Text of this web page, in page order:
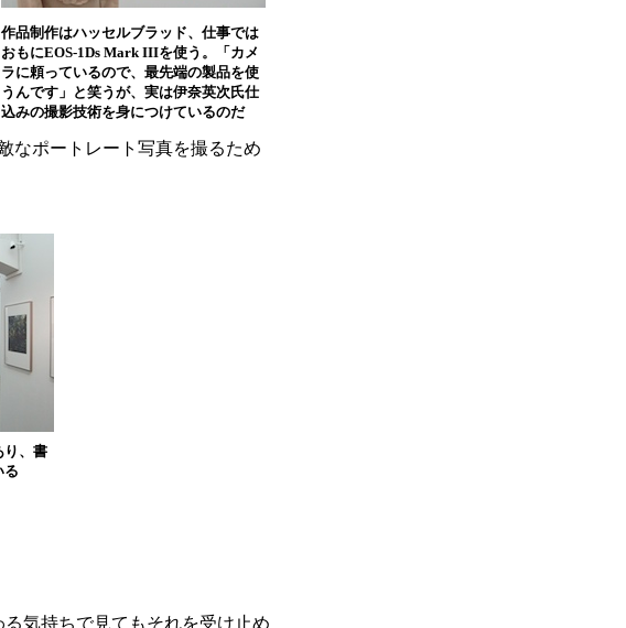
作品制作はハッセルブラッド、仕事では
おもにEOS-1Ds Mark IIIを使う。「カメ
ラに頼っているので、最先端の製品を使
うんです」と笑うが、実は伊奈英次氏仕
込みの撮影技術を身につけているのだ
なポートレート写真を撮るため
り、書
る
気持ちで見てもそれを受け止め